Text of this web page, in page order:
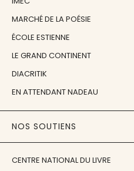
MARCHÉ DE LA POÉSIE
ÉCOLE ESTIENNE
LE GRAND CONTINENT
DIACRITIK
EN ATTENDANT NADEAU
NOS SOUTIENS
CENTRE NATIONAL DU LIVRE